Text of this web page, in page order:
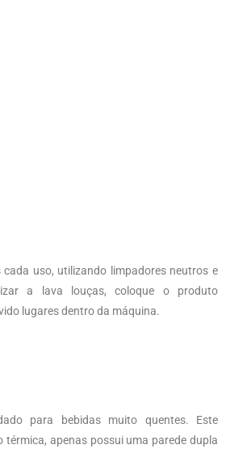
uso, utilizando limpadores neutros e
a lava louças, coloque o produto
lugares dentro da máquina.
para bebidas muito quentes. Este
térmica, apenas possui uma parede dupla